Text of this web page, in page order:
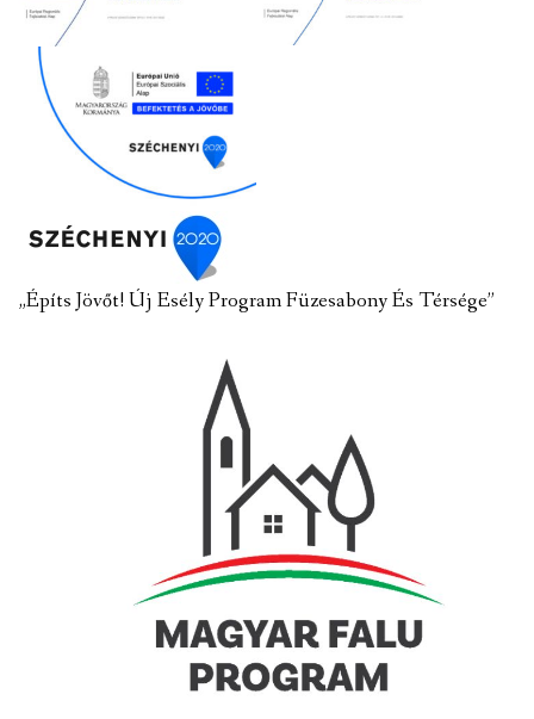
„Építs Jövőt! Új Esély Program Füzesabony És Térsége”